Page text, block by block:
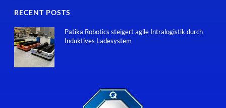
RECENT POSTS
Patika Robotics steigert agile Intralogistik durch
Induktives Ladesystem